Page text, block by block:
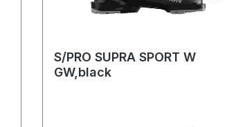
S/PRO SUPRA SPORT W
GW,black